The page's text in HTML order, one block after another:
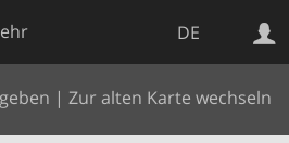
DE
| Zur alten Karte wechseln
Websuche